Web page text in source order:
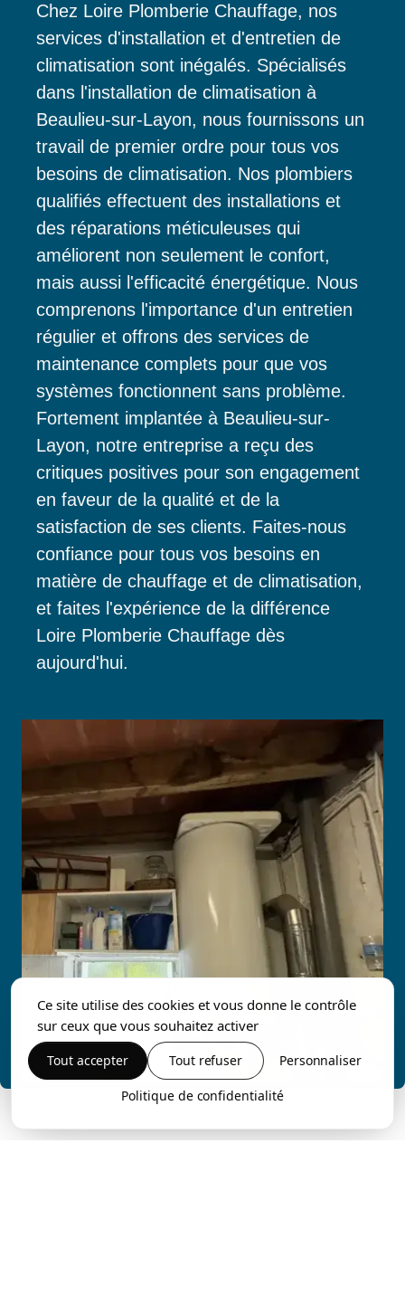
Chez Loire Plomberie Chauffage, nos
services d'installation et d'entretien de
climatisation sont inégalés. Spécialisés
dans l'installation de climatisation à
Beaulieu-sur-Layon, nous fournissons un
travail de premier ordre pour tous vos
besoins de climatisation. Nos plombiers
qualifiés effectuent des installations et
des réparations méticuleuses qui
améliorent non seulement le confort,
mais aussi l'efficacité énergétique. Nous
comprenons l'importance d'un entretien
régulier et offrons des services de
maintenance complets pour que vos
systèmes fonctionnent sans problème.
Fortement implantée à Beaulieu-sur-
Layon, notre entreprise a reçu des
critiques positives pour son engagement
en faveur de la qualité et de la
satisfaction de ses clients. Faites-nous
confiance pour tous vos besoins en
matière de chauffage et de climatisation,
et faites l'expérience de la différence
Loire Plomberie Chauffage dès
aujourd'hui.
Ce site utilise des cookies et vous donne le contrôle
sur ceux que vous souhaitez activer
Tout accepter Tout refuser Personnaliser
Politique de confidentialité